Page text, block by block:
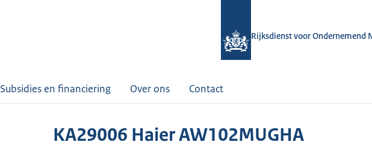
Rijksdienst voor Ondernemend
Subsidies en financiering Over ons Contact
KA29006 Haier AW102MUGHA